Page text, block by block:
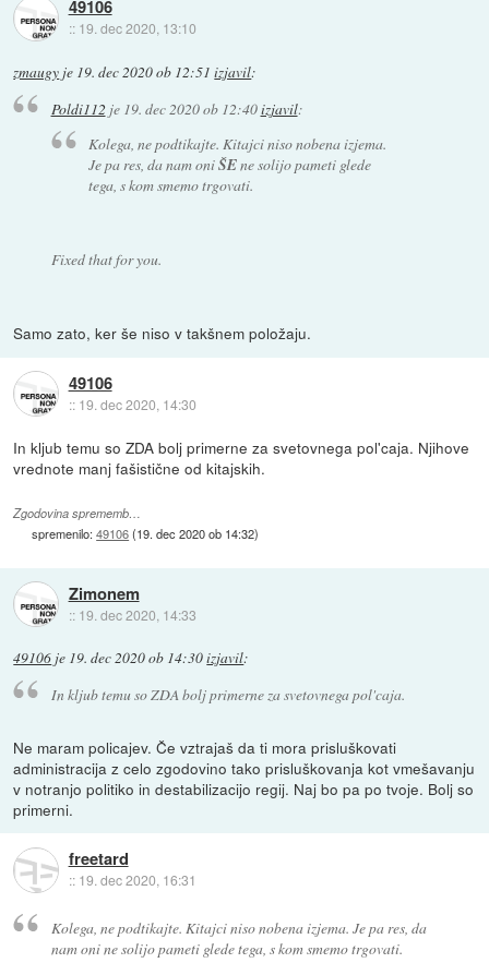
49106
:: 19. dec 2020, 13:10
zmaugy je 19. dec 2020 ob 12:51 izjavil:
Poldi112je 19. dec 2020 ob 12:40izjavil:
Kolega, ne podtikajte. Kitajci niso nobena izjema.
Je pa res, da nam oniŠEne solijo pameti glede
tega, s kom smemo trgovati.
Fixed that for you.
Samo zato, ker še niso v takšnem položaju.
49106
:: 19. dec 2020, 14:30
In kljub temu so ZDA bolj primerne za svetovnega pol'caja. Njihove
vrednote manj fašistične od kitajskih.
Zgodovina sprememb…
spremenilo:49106(19. dec 2020 ob 14:32)
Zimonem
:: 19. dec 2020, 14:33
49106 je 19. dec 2020 ob 14:30izjavil:
In kljub temu so ZDA bolj primerne za svetovnega pol'caja.
Ne maram policajev. Če vztrajaš da ti mora prisluškovati
administracija z celo zgodovino tako prisluškovanja kot vmešavanju
v notranjo politiko in destabilizacijo regij. Naj bo pa po tvoje. Bolj so
primerni.
freetard
:: 19. dec 2020, 16:31
Kolega, ne podtikajte. Kitajci niso nobena izjema. Je pa res, da
nam oni ne solijo pameti glede tega, s kom smemo trgovati.